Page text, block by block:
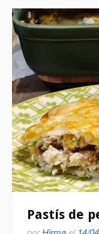
Pastís de